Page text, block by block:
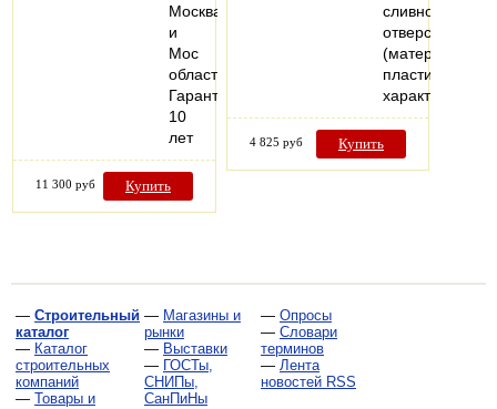
Москва
и
Мос
область
Гарантия
10
лет
11 300 руб Купить
сливного
отверстия
(материал:
4 825 руб Купить
— Строительный
каталог
— Каталог
строительных
компаний
— Товары и
— Магазины и
рынки
— Выставки
— ГОСТы,
СНИПы,
СанПиНы
— Опросы
— Словари
терминов
— Лента
новостей RSS